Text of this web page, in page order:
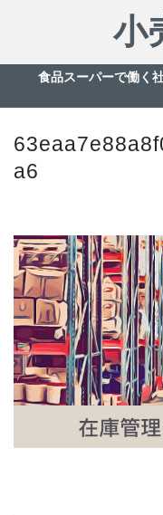
小
食品スーパーで働く
a6